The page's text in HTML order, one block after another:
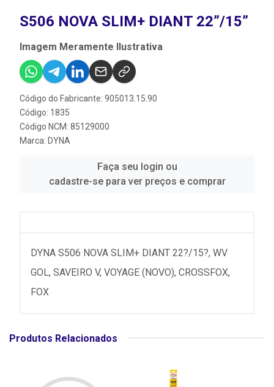
S506 NOVA SLIM+ DIANT 22”/15”
Imagem Meramente Ilustrativa
Código do Fabricante: 905013.15.90
Código: 1835
Código NCM: 85129000
Marca: DYNA
Faça seu login ou
cadastre-se para ver preços e comprar
DYNA S506 NOVA SLIM+ DIANT 22?/15?, WV
GOL, SAVEIRO V, VOYAGE (NOVO), CROSSFOX,
FOX
Produtos Relacionados